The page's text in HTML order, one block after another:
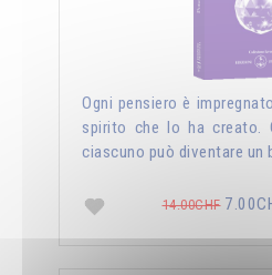
Ogni pensiero è
spirito che lo ha creato.
ciascuno può diventare un
14.00CHF